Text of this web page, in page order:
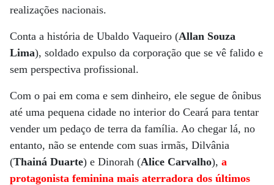
realizações nacionais.
Conta a história de Ubaldo Vaqueiro (Allan Souza
Lima), soldado expulso da corporação que se vê falido e
sem perspectiva profissional.
Com o pai em coma e sem dinheiro, ele segue de ônibus
até uma pequena cidade no interior do Ceará para tentar
vender um pedaço de terra da família. Ao chegar lá, no
entanto, não se entende com suas irmãs, Dilvânia
(Thainá Duarte) e Dinorah (Alice Carvalho), a
protagonista feminina mais aterradora dos últimos